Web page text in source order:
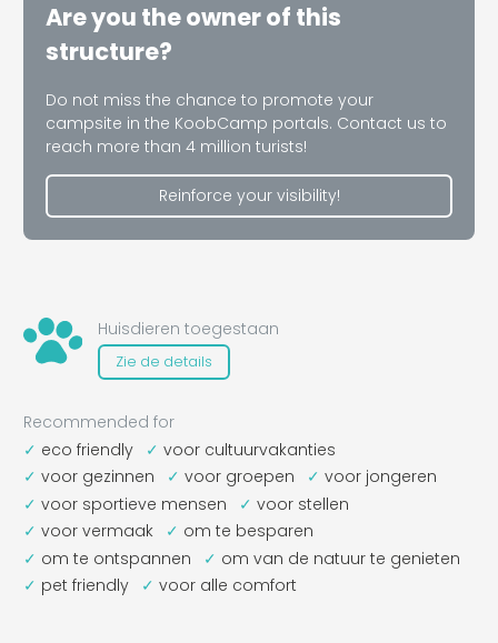
Huisdieren toegestaan
Zie de details
Recommended for
eco friendly
voor cultuurvakanties
voor gezinnen
voor groepen
voor jongeren
voor sportieve mensen
voor stellen
voor vermaak
om te besparen
om te ontspannen
om van de natuur te genieten
pet friendly
voor alle comfort
Are you the owner of this
structure?
Do not miss the chance to promote your
campsite in the KoobCamp portals. Contact us to
reach more than 4 million turists!
Reinforce your visibility!